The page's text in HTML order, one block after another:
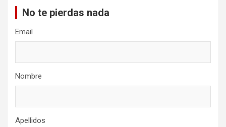
No te pierdas nada
Email
Nombre
Apellidos